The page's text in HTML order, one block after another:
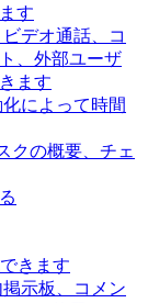
す
デオ通話、コ
、外部ユーザ
ます
によって時間
クの概要、チェ
きます
示板、コメン